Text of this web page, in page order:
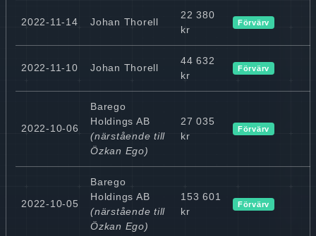
2022-11-14 Johan Thorell
22 380
kr
Förvärv
2022-11-10 Johan Thorell
44 632
kr
Förvärv
2022-10-06
Barego
Holdings AB
(närstående till
Özkan Ego)
27 035
kr
Förvärv
2022-10-05
Barego
Holdings AB
(närstående till
Özkan Ego)
153 601
kr
Förvärv